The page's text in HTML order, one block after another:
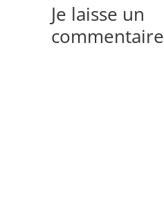
Je laisse un
commentaire